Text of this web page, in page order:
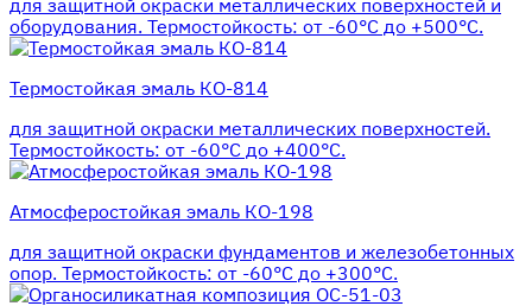
для защитной окраски металлических поверхностей и
оборудования. Термостойкость: от -60°С до +500°С.
Термостойкая эмаль КО-814
для защитной окраски металлических поверхностей.
Термостойкость: от -60°С до +400°С.
Атмосферостойкая эмаль КО-198
для защитной окраски фундаментов и железобетонных
опор. Термостойкость: от -60°С до +300°С.